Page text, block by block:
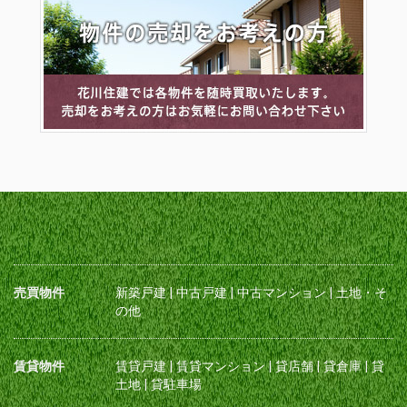
売買物件 新築戸建|中古戸建|中古マンション|土地・そ
の他
賃貸物件 賃貸戸建|賃貸マンション|貸店舗|貸倉庫|貸
土地|貸駐車場